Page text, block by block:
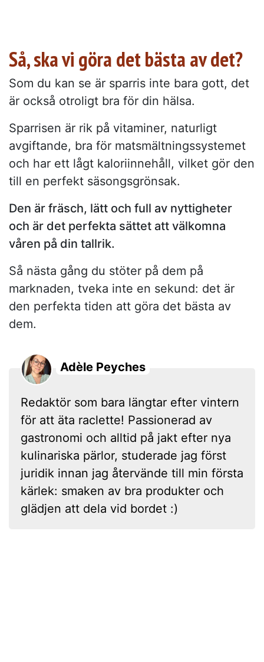
Så, ska vi göra det bästa av det?
Som du kan se är sparris inte bara gott, det
är också otroligt bra för din hälsa.
Sparrisen är rik på vitaminer, naturligt
avgiftande, bra för matsmältningssystemet
och har ett lågt kaloriinnehåll, vilket gör den
till en perfekt säsongsgrönsak.
Den är fräsch, lätt och full av nyttigheter
och är det perfekta sättet att välkomna
våren på din tallrik.
Så nästa gång du stöter på dem på
marknaden, tveka inte en sekund: det är
den perfekta tiden att göra det bästa av
dem.
Adèle Peyches
Redaktör som bara längtar efter vintern
för att äta raclette! Passionerad av
gastronomi och alltid på jakt efter nya
kulinariska pärlor, studerade jag först
juridik innan jag återvände till min första
kärlek: smaken av bra produkter och
glädjen att dela vid bordet :)